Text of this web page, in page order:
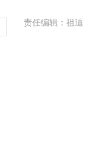
责任编辑：祖迪